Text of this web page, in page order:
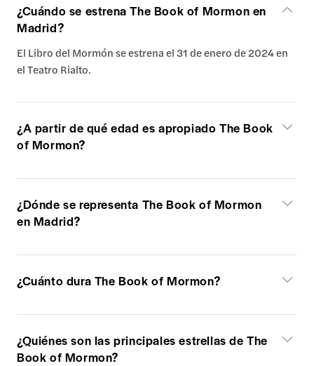
¿Cuándo se estrena The Book of Mormon en
Madrid?
El Libro del Mormón se estrena el 31 de enero de 2024 en
el Teatro Rialto.
¿A partir de qué edad es apropiado The Book
of Mormon?
¿Dónde se representa The Book of Mormon
en Madrid?
¿Cuánto dura The Book of Mormon?
¿Quiénes son las principales estrellas de The
Book of Mormon?